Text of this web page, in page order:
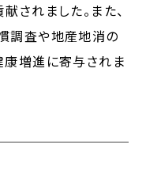
されました。また、
調査や地産地消の
康増進に寄与されま